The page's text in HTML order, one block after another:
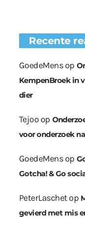
Recente
GoedeMensop
KempenBroek in
dier
Tejoo op
voor onderzoek
GoedeMensop
Gotcha! & Go
PeterLaschetop
gevierd met mis